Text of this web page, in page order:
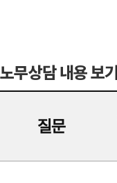
노무상담 내용 보기
질문